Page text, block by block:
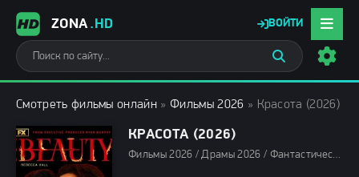
ZONA.HD ВОЙТИ
Смотреть фильмы онлайн » Фильмы 2026 » Красота (2026)
КРАСОТА (2026)
Фильмы 2026 / Драмы 2026 / Фантастические фильмы 2026 / Сериалы 2026 / Сериалы 4K / Сериалы января 2026 / Новинки сериалов 2026 / Сериалы в озвучке HDrezka Studio / Сериалы в озвучке LostFilm / Смотреть фильмы онлайн